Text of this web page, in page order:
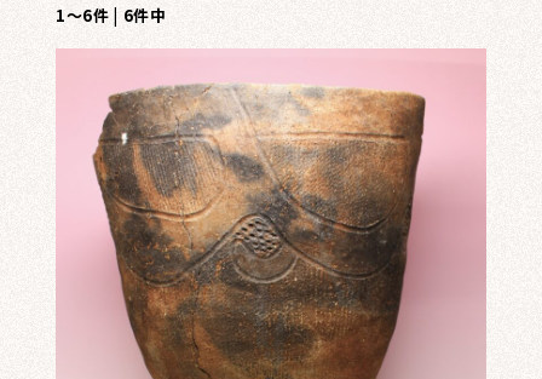
まちりょくについて
イベント情報一覧
1〜6件 | 6件中